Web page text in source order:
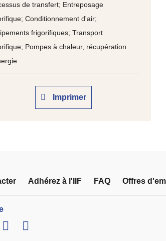
de transfert; Entreposage
Conditionnement d'air;
frigorifiques; Transport
Pompes à chaleur, récupération
Imprimer
Adhérez à l'IIF FAQ Offres
Facebook
Youtube